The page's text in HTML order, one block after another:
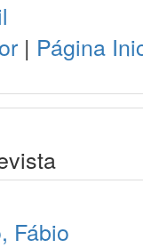
| Página
Fábio